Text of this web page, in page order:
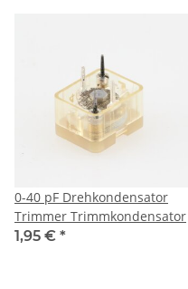
0-40 pF Drehkondensator
Trimmer Trimmkondensator
1,95 € *